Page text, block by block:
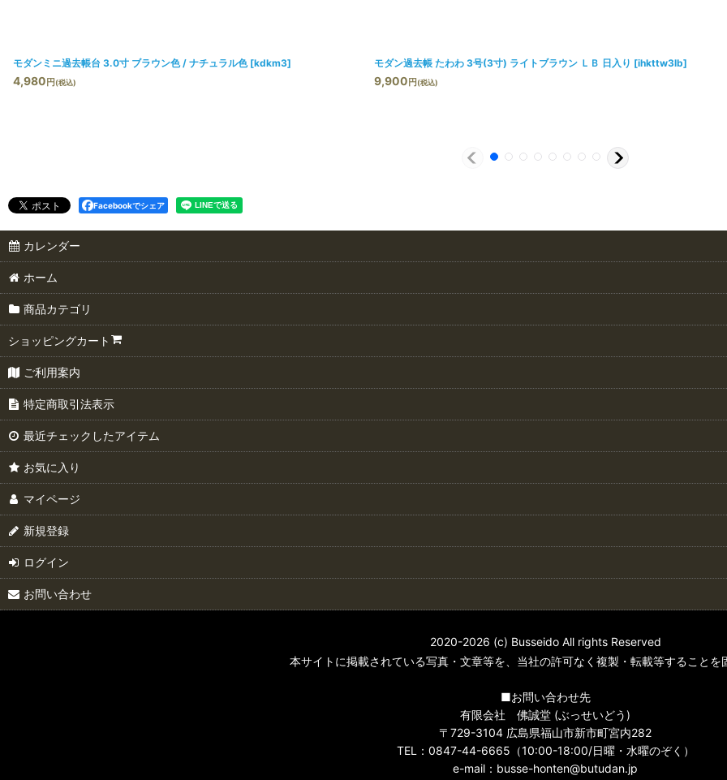
モダンミニ過去帳台 3.0寸 ブラウン色 / ナチュラル色 [kdkm3]
4,980 円 (税込)
モダン過去帳 たわわ 3号(3寸) ライトブラウン ＬＢ 日入り [ihkttw3lb]
9,900 円 (税込)
Facebookでシェア
カレンダー
ホーム
商品カテゴリ
ショッピングカート
ご利用案内
特定商取引法表示
最近チェックしたアイテム
お気に入り
マイページ
新規登録
ログイン
お問い合わせ
2020-2026 (c) Busseido All rights Reserved
本サイトに掲載されている写真・文章等を、当社の許可なく複製・転載等することを
■お問い合わせ先
有限会社 佛誠堂 (ぶっせいどう)
〒729-3104 広島県福山市新市町宮内282
TEL：0847-44-6665（10:00-18:00/日曜・水曜のぞく）
e-mail：busse-honten@butudan.jp